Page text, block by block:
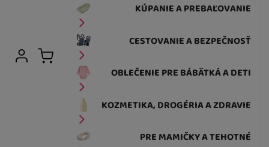
KÚPANIE A PREBAĽOVANIE
CESTOVANIE A BEZPEČNOSŤ
OBLEČENIE PRE BÁBÄTKÁ A DETI
KOZMETIKA, DROGÉRIA A ZDRAVIE
PRE MAMIČKY A TEHOTNÉ
Užívateľská sekcia
Prihlásiť sa
Košík